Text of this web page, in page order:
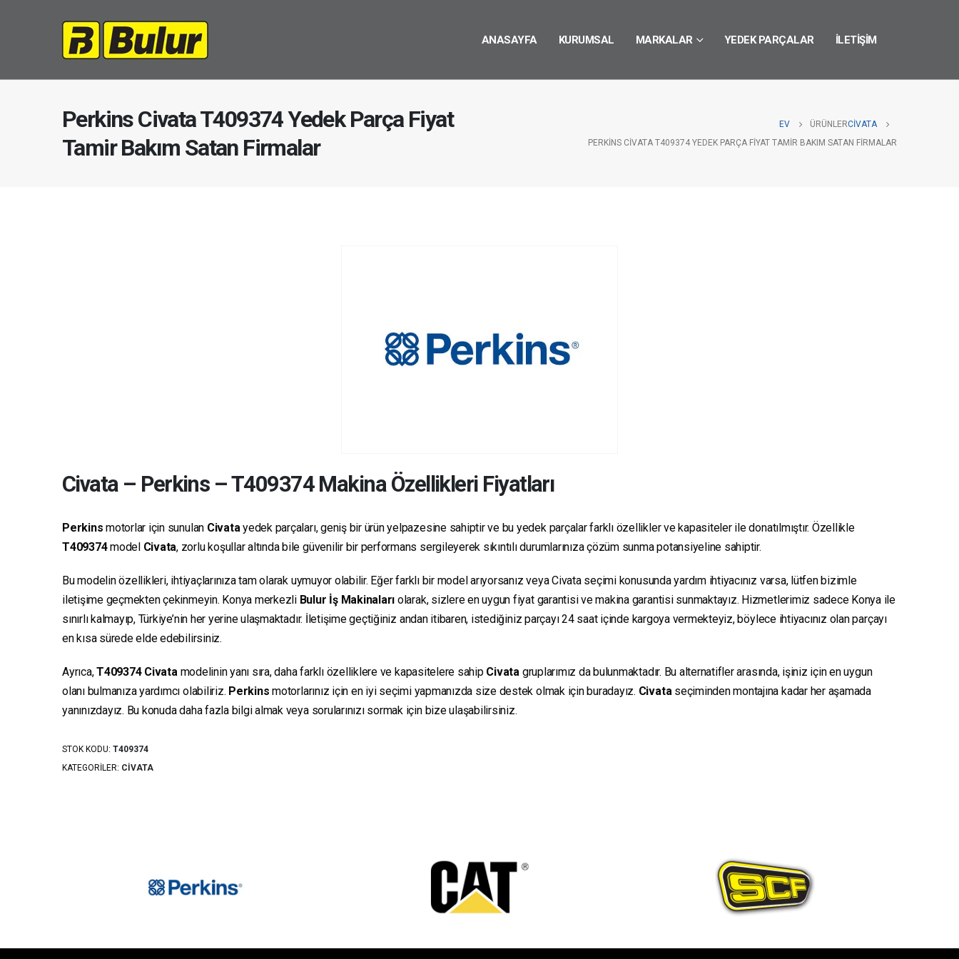
ANASAYFA KURUMSAL MARKALAR YEDEK PARÇALAR İLETIŞIM
Perkins Civata T409374 Yedek Parça Fiyat
Tamir Bakım Satan Firmalar
EV ÜRÜNLERCIVATA
PERKINS CIVATA T409374 YEDEK PARÇA FIYAT TAMIR BAKIM SATAN FIRMALAR
Civata– Perkins–T409374Makina Özellikleri Fiyatları
Perkins motorlar için sunulan Civata yedek parçaları, geniş bir ürün yelpazesine sahiptir ve bu yedek parçalar farklı özellikler ve kapasiteler ile donatılmıştır. Özellikle
T409374model Civata, zorlu koşullar altında bile güvenilir bir performans sergileyerek sıkıntılı durumlarınıza çözüm sunma potansiyeline sahiptir.
Bu modelin özellikleri, ihtiyaçlarınıza tam olarak uymuyor olabilir. Eğer farklı bir model arıyorsanız veya Civata seçimi konusunda yardım ihtiyacınız varsa, lütfen bizimle
iletişime geçmekten çekinmeyin. Konya merkezli Bulur İş Makinaları olarak, sizlere en uygun fiyat garantisi ve makina garantisi sunmaktayız. Hizmetlerimiz sadece Konya ile
sınırlı kalmayıp, Türkiye’nin her yerine ulaşmaktadır. İletişime geçtiğiniz andan itibaren, istediğiniz parçayı 24 saat içinde kargoya vermekteyiz, böylece ihtiyacınız olan parçayı
en kısa sürede elde edebilirsiniz.
Ayrıca,T409374 Civata modelinin yanı sıra, daha farklı özelliklere ve kapasitelere sahip Civata gruplarımız da bulunmaktadır. Bu alternatifler arasında, işiniz için en uygun
olanı bulmanıza yardımcı olabiliriz. Perkins motorlarınız için en iyi seçimi yapmanızda size destek olmak için buradayız. Civata seçiminden montajına kadar her aşamada
yanınızdayız. Bu konuda daha fazla bilgi almak veya sorularınızı sormak için bize ulaşabilirsiniz.
STOK KODU: T409374
KATEGORILER: CIVATA